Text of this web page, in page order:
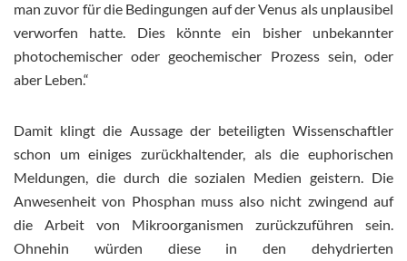
man zuvor für die Bedingungen auf der Venus als unplausibel
verworfen hatte. Dies könnte ein bisher unbekannter
photochemischer oder geochemischer Prozess sein, oder
aber Leben.“
Damit klingt die Aussage der beteiligten Wissenschaftler
schon um einiges zurückhaltender, als die euphorischen
Meldungen, die durch die sozialen Medien geistern. Die
Anwesenheit von Phosphan muss also nicht zwingend auf
die Arbeit von Mikroorganismen zurückzuführen sein.
Ohnehin würden diese in den dehydrierten